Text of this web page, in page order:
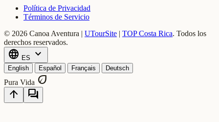
Política de Privacidad
Términos de Servicio
© 2026 Canoa Aventura | UTourSite | TOP Costa Rica. Todos los
derechos reservados.
language ES expand_more
English Español Français Deutsch
Pura Vida eco
arrow_upward
forum